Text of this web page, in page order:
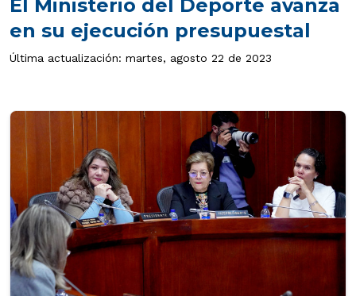
El Ministerio del Deporte avanza
en su ejecución presupuestal
Última actualización: martes, agosto 22 de 2023